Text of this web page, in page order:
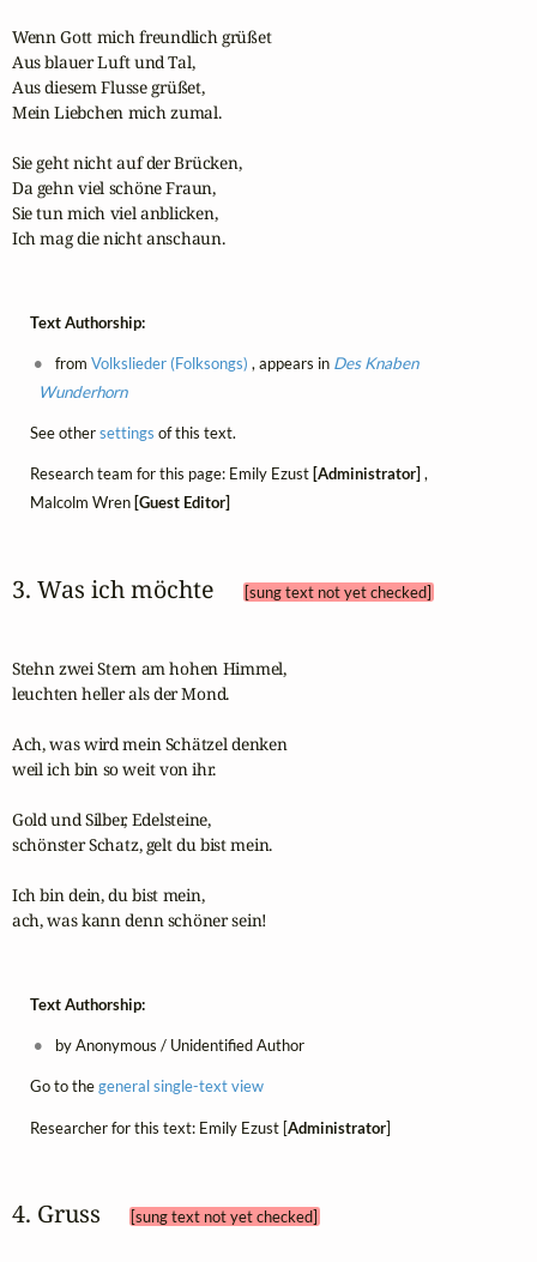
Wenn Gott mich freundlich grüßet
Aus blauer Luft und Tal,
Aus diesem Flusse grüßet,
Mein Liebchen mich zumal.
Sie geht nicht auf der Brücken,
Da gehn viel schöne Fraun,
Sie tun mich viel anblicken,
Ich mag die nicht anschaun.
Text Authorship:
from Volkslieder (Folksongs) , appears in Des Knaben
Wunderhorn
See othersettings of this text.
Research team for this page: Emily Ezust [Administrator] ,
Malcolm Wren [Guest Editor]
3. Was ich möchte [sung text not yet checked]
Stehn zwei Stern am hohen Himmel,
leuchten heller als der Mond.
Ach, was wird mein Schätzel denken
weil ich bin so weit von ihr.
Gold und Silber, Edelsteine,
schönster Schatz, gelt du bist mein.
Ich bin dein, du bist mein,
ach, was kann denn schöner sein!
Text Authorship:
by Anonymous / Unidentified Author
Go to thegeneral single-text view
Researcher for this text: Emily Ezust [Administrator]
4. Gruss [sung text not yet checked]